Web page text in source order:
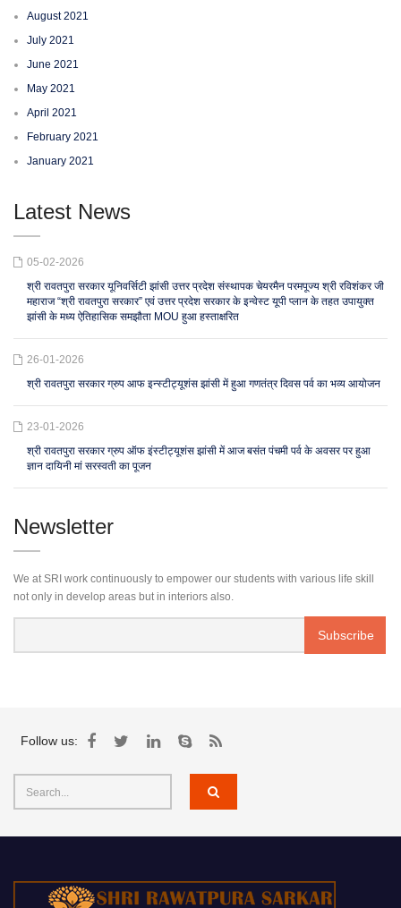
August 2021
July 2021
June 2021
May 2021
April 2021
February 2021
January 2021
Latest News
05-02-2026
श्री रावतपुरा सरकार यूनिवर्सिटी झांसी उत्तर प्रदेश संस्थापक चेयरमैन परमपूज्य श्री रविशंकर जी
महाराज “श्री रावतपुरा सरकार” एवं उत्तर प्रदेश सरकार के इन्वेस्ट यूपी प्लान के तहत उपायुक्त
झांसी के मध्य ऐतिहासिक समझौता MOU हुआ हस्ताक्षरित
26-01-2026
श्री रावतपुरा सरकार ग्रुप आफ इन्स्टीट्यूशंस झांसी में हुआ गणतंत्र दिवस पर्व का भव्य आयोजन
23-01-2026
श्री रावतपुरा सरकार ग्रुप ऑफ इंस्टीट्यूशंस झांसी में आज बसंत पंचमी पर्व के अवसर पर हुआ
ज्ञान दायिनी मां सरस्वती का पूजन
Newsletter
We at SRI work continuously to empower our students with various life skill
not only in develop areas but in interiors also.
Follow us: